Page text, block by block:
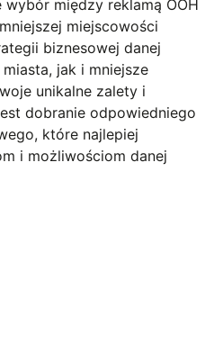
między reklamą OOH
miejscowości
biznesowej danej
jak i mniejsze
unikalne zalety i
dobranie odpowiedniego
które najlepiej
i możliwościom danej